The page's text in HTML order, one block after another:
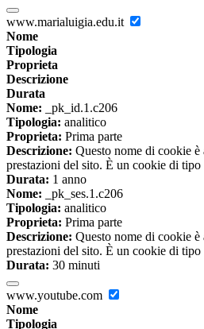
www.marialuigia.edu.it
Nome
Tipologia
Proprieta
Descrizione
Durata
Nome: _pk_id.1.c206
Tipologia: analitico
Proprieta: Prima parte
Descrizione: Questo nome di cookie
prestazioni del sito. È un cookie di
Durata: 1 anno
Nome: _pk_ses.1.c206
Tipologia: analitico
Proprieta: Prima parte
Descrizione: Questo nome di cookie
prestazioni del sito. È un cookie di
Durata: 30 minuti
www.youtube.com
Nome
Tipologia